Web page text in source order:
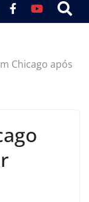
Chicago após